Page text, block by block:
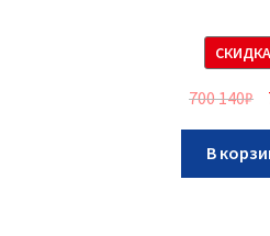
700 140₽
В